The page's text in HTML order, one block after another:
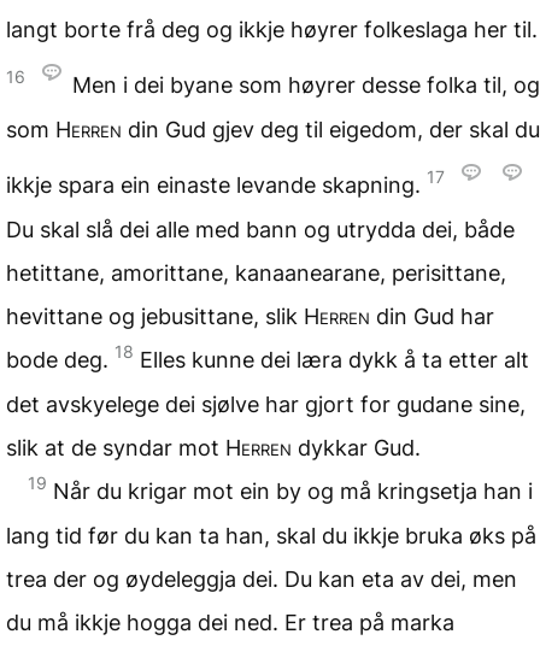
langt borte frå deg og ikkje høyrer folkeslaga her til.
16
Men i dei byane som høyrer desse folka til, og
som Herren din Gud gjev deg til eigedom, der skal du
ikkje spara ein einaste levande skapning. 17
Du skal slå dei alle med bann og utrydda dei, både
hetittane, amorittane, kanaanearane, perisittane,
hevittane og jebusittane, slik Herren din Gud har
bode deg. 18 Elles kunne dei læra dykk å ta etter alt
det avskyelege dei sjølve har gjort for gudane sine,
slik at de syndar mot Herren dykkar Gud.
19 Når du krigar mot ein by og må kringsetja han i
lang tid før du kan ta han, skal du ikkje bruka øks på
trea der og øydeleggja dei. Du kan eta av dei, men
du må ikkje hogga dei ned. Er trea på marka